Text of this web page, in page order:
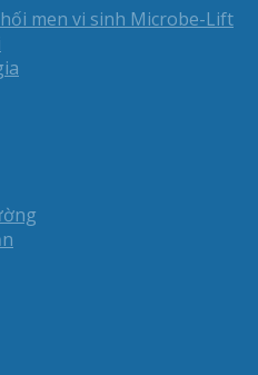
men vi sinh Microbe-Lift